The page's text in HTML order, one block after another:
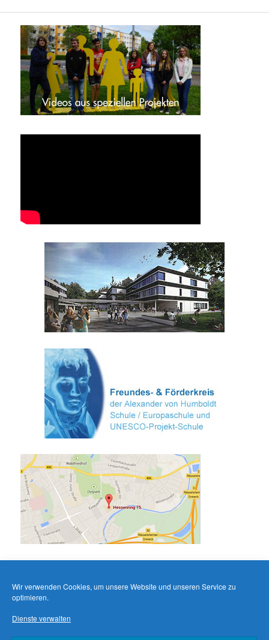
Wir verwenden Cookies, um unsere Website und unseren Service zu
optimieren.
Dienste verwalten